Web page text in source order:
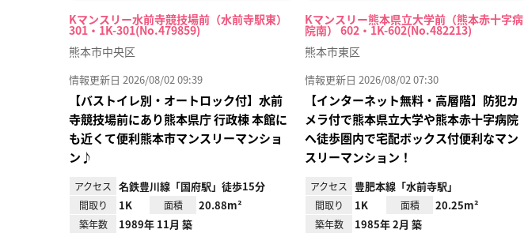
Kマンスリー水前寺競技場前（水前寺駅東）
301・1K-301(No.479859)
熊本市中央区
情報更新日 2026/08/02 09:39
【バストイレ別・オートロック付】水前
寺競技場前にあり熊本県庁 行政棟 本館に
も近くて便利熊本市マンスリーマンショ
ン♪
アクセス 名鉄豊川線「国府駅」徒歩15分
間取り 1K 面積 20.88m²
築年数 1989年 11月 築
Kマンスリー熊本県立大学前（熊本赤十字病
院南） 602・1K-602(No.482213)
熊本市東区
情報更新日 2026/08/02 07:30
【インターネット無料・高層階】防犯カ
メラ付で熊本県立大学や熊本赤十字病院
へ徒歩圏内で宅配ボックス付便利なマン
スリーマンション！
アクセス 豊肥本線「水前寺駅」
間取り 1K 面積 20.25m²
築年数 1985年 2月 築